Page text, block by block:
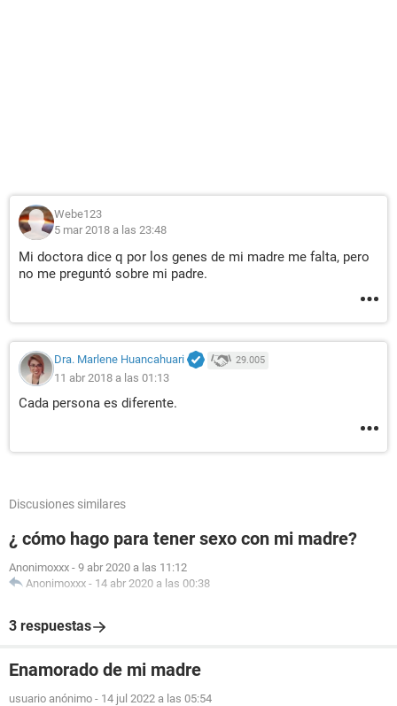
Webe123
5 mar 2018 a las 23:48
Mi doctora dice q por los genes de mi madre me falta, pero
no me preguntó sobre mi padre.
Dra. Marlene Huancahuari 29.005
11 abr 2018 a las 01:13
Cada persona es diferente.
Discusiones similares
¿ cómo hago para tener sexo con mi madre?
Anonimoxxx - 9 abr 2020 a las 11:12
Anonimoxxx - 14 abr 2020 a las 00:38
3 respuestas
Enamorado de mi madre
usuario anónimo - 14 jul 2022 a las 05:54